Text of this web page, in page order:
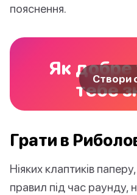
пояснення.
Як добре
тебе
Створи
Грати в
Ніяких клаптиків
правил під час раунду,